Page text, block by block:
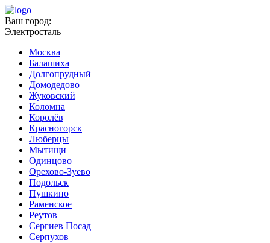
Ваш город:
Электросталь
Москва
Балашиха
Долгопрудный
Домодедово
Жуковский
Коломна
Королёв
Красногорск
Люберцы
Мытищи
Одинцово
Орехово-Зуево
Подольск
Пушкино
Раменское
Реутов
Сергиев Посад
Серпухов